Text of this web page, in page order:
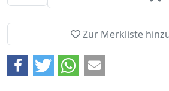
Zur Merkliste